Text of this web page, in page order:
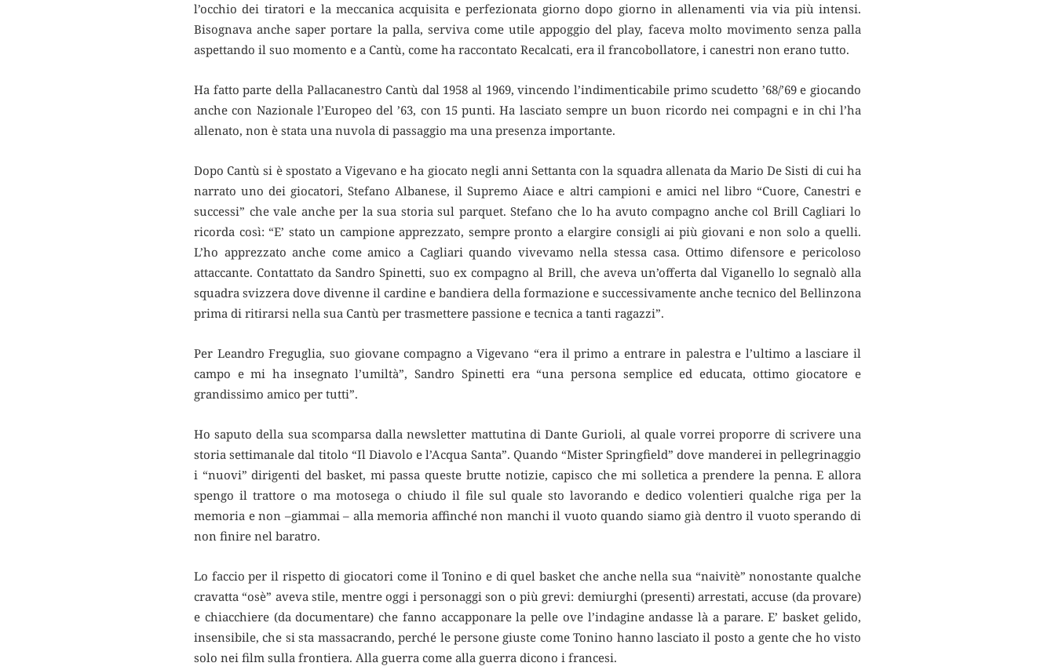
l’occhio dei tiratori e la meccanica acquisita e perfezionata giorno dopo giorno in allenamenti via via più intensi.
Bisognava anche saper portare la palla, serviva come utile appoggio del play, faceva molto movimento senza palla
aspettando il suo momento e a Cantù, come ha raccontato Recalcati, era il francobollatore, i canestri non erano tutto.
Ha fatto parte della Pallacanestro Cantù dal 1958 al 1969, vincendo l’indimenticabile primo scudetto ’68/’69 e giocando
anche con Nazionale l’Europeo del ’63, con 15 punti. Ha lasciato sempre un buon ricordo nei compagni e in chi l’ha
allenato, non è stata una nuvola di passaggio ma una presenza importante.
Dopo Cantù si è spostato a Vigevano e ha giocato negli anni Settanta con la squadra allenata da Mario De Sisti di cui ha
narrato uno dei giocatori, Stefano Albanese, il Supremo Aiace e altri campioni e amici nel libro “Cuore, Canestri e
successi” che vale anche per la sua storia sul parquet. Stefano che lo ha avuto compagno anche col Brill Cagliari lo
ricorda così: “E’ stato un campione apprezzato, sempre pronto a elargire consigli ai più giovani e non solo a quelli.
L’ho apprezzato anche come amico a Cagliari quando vivevamo nella stessa casa. Ottimo difensore e pericoloso
attaccante. Contattato da Sandro Spinetti, suo ex compagno al Brill, che aveva un’offerta dal Viganello lo segnalò alla
squadra svizzera dove divenne il cardine e bandiera della formazione e successivamente anche tecnico del Bellinzona
prima di ritirarsi nella sua Cantù per trasmettere passione e tecnica a tanti ragazzi”.
Per Leandro Freguglia, suo giovane compagno a Vigevano “era il primo a entrare in palestra e l’ultimo a lasciare il
campo e mi ha insegnato l’umiltà”, Sandro Spinetti era “una persona semplice ed educata, ottimo giocatore e
grandissimo amico per tutti”.
Ho saputo della sua scomparsa dalla newsletter mattutina di Dante Gurioli, al quale vorrei proporre di scrivere una
storia settimanale dal titolo “Il Diavolo e l’Acqua Santa”. Quando “Mister Springfield” dove manderei in pellegrinaggio
i “nuovi” dirigenti del basket, mi passa queste brutte notizie, capisco che mi solletica a prendere la penna. E allora
spengo il trattore o ma motosega o chiudo il file sul quale sto lavorando e dedico volentieri qualche riga per la
memoria e non –giammai – alla memoria affinché non manchi il vuoto quando siamo già dentro il vuoto sperando di
non finire nel baratro.
Lo faccio per il rispetto di giocatori come il Tonino e di quel basket che anche nella sua “naivitè” nonostante qualche
cravatta “osè” aveva stile, mentre oggi i personaggi son o più grevi: demiurghi (presenti) arrestati, accuse (da provare)
e chiacchiere (da documentare) che fanno accapponare la pelle ove l’indagine andasse là a parare. E’ basket gelido,
insensibile, che si sta massacrando, perché le persone giuste come Tonino hanno lasciato il posto a gente che ho visto
solo nei film sulla frontiera. Alla guerra come alla guerra dicono i francesi.